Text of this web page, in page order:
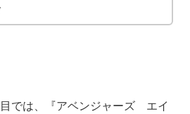
目では、『アベンジャーズ エイ